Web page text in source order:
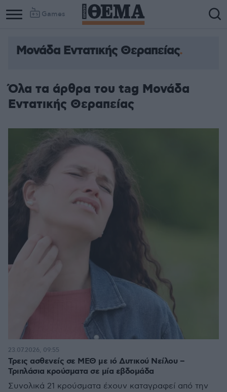
Games
Μονάδα Εντατικής Θεραπείας
Όλα τα άρθρα του tag Μονάδα
Εντατικής Θεραπείας
Τρεις ασθενείς σε ΜΕΘ με ιό Δυτικού Νείλου –
Τριπλάσια κρούσματα σε μία εβδομάδα
Συνολικά 21 κρούσματα έχουν καταγραφεί από την
23.07.2026, 09:55